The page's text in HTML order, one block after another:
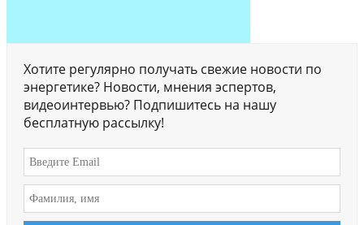
Хотите регулярно получать свежие новости по
энергетике? Новости, мнения эспертов,
видеоинтервью? Подпишитесь на нашу
бесплатную рассылку!